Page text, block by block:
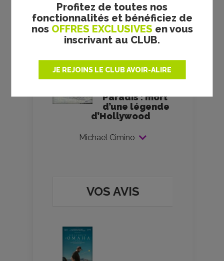
Profitez de toutes nos
fonctionnalités et bénéficiez de
nos OFFRES EXCLUSIVES en vous
inscrivant au CLUB.
JE REJOINS LE CLUB AVOIR-ALIRE
Le Canardeur -
le test Blu-Ray
04/09/1974
Michael Cimino
retrouve les
Paradis : mort
d’une légende
d’Hollywood
Michael Cimino
VOS AVIS